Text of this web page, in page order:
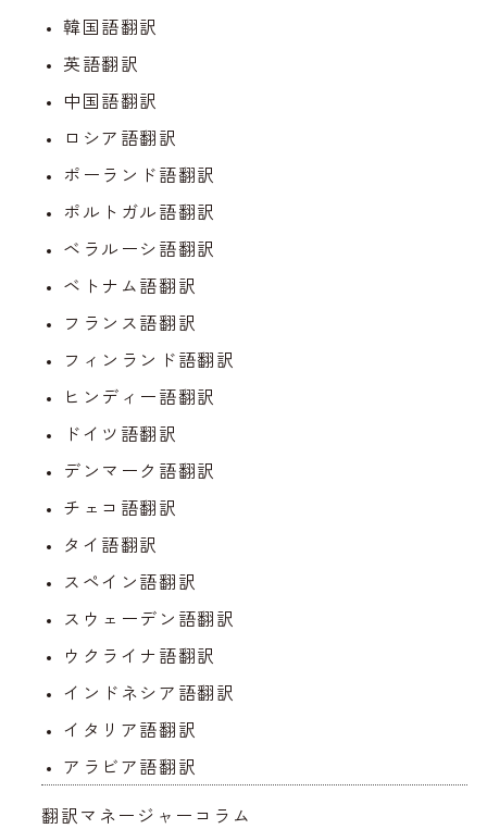
韓国語翻訳
英語翻訳
中国語翻訳
ロシア語翻訳
ポーランド語翻訳
ポルトガル語翻訳
ベラルーシ語翻訳
ベトナム語翻訳
フランス語翻訳
フィンランド語翻訳
ヒンディー語翻訳
ドイツ語翻訳
デンマーク語翻訳
チェコ語翻訳
タイ語翻訳
スペイン語翻訳
スウェーデン語翻訳
ウクライナ語翻訳
インドネシア語翻訳
イタリア語翻訳
アラビア語翻訳
翻訳マネージャーコラム